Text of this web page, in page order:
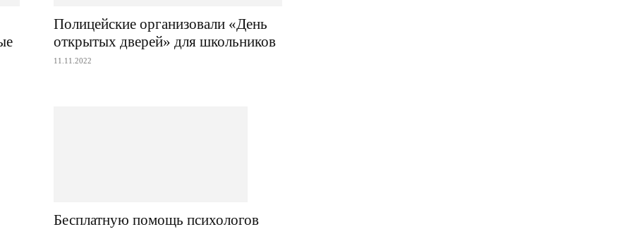
Полицейские организовали «День
открытых дверей» для школьников
11.11.2022
Бесплатную помощь психологов